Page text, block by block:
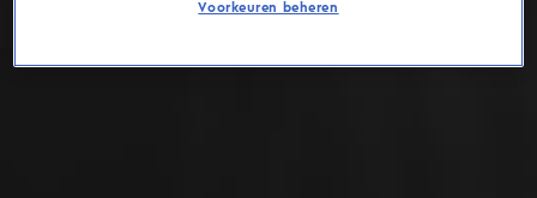
Voorkeuren beheren